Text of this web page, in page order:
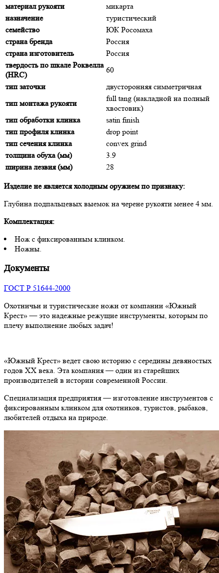
материал рукояти
микарта
назначение
туристический
семейство
ЮК Росомаха
страна бренда
Россия
страна изготовитель
Россия
твердость по шкале Роквелла
(HRC)
60
тип заточки
двусторонняя симметричная
тип монтажа рукояти
full tang (накладной на полный
хвостовик)
тип обработки клинка
satin finish
тип профиля клинка
drop point
тип сечения клинка
convex grind
толщина обуха (мм)
3.9
ширина лезвия (мм)
28
Изделие не является холодным оружием по признаку:
Глубина подпальцевых выемок на черене рукояти менее 4 мм.
Комплектация:
Нож с фиксированным клинком.
Ножны.
Документы
ГОСТ Р 51644-2000
Охотничьи и туристические ножи от компании «Южный
Крест» — это надежные режущие инструменты, которым по
плечу выполнение любых задач!
«Южный Крест» ведет свою историю с середины девяностых
годов ХХ века. Эта компания — один из старейших
производителей в истории современной России.
Специализация предприятия — изготовление инструментов с
фиксированным клинком для охотников, туристов, рыбаков,
любителей отдыха на природе.